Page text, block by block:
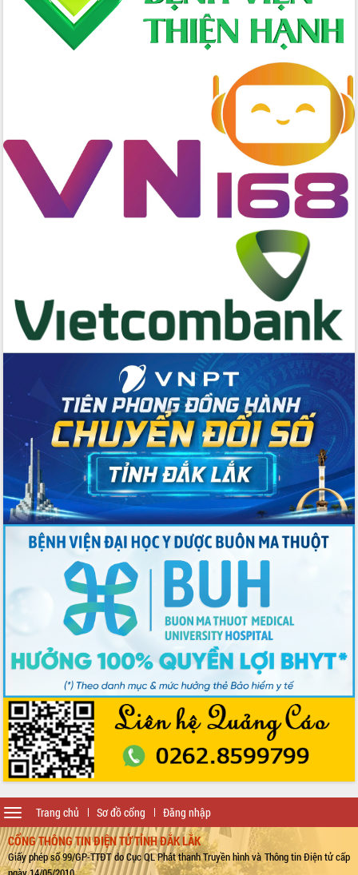
Trang chủ Sơ đồ cổng Đăng nhập
Toggle
navigation
CỔNG THÔNG TIN ĐIỆN TỬ TỈNH ĐẮK LẮK
Giấy phép số 99/GP-TTĐT do Cục QL Phát thanh Truyền hình và Thông tin Điện tử cấp